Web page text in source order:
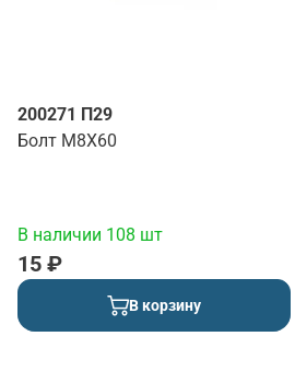
200271 П29
Болт М8Х60
В наличии 108 шт
15 ₽
В корзину